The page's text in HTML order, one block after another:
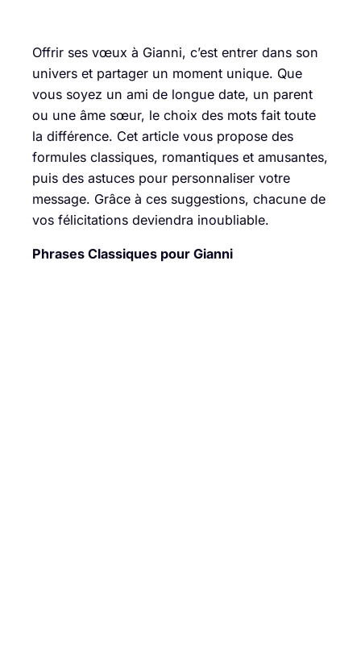
Offrir ses vœux à Gianni, c’est entrer dans son
univers et partager un moment unique. Que
vous soyez un ami de longue date, un parent
ou une âme sœur, le choix des mots fait toute
la différence. Cet article vous propose des
formules classiques, romantiques et amusantes,
puis des astuces pour personnaliser votre
message. Grâce à ces suggestions, chacune de
vos félicitations deviendra inoubliable.
Phrases Classiques pour Gianni